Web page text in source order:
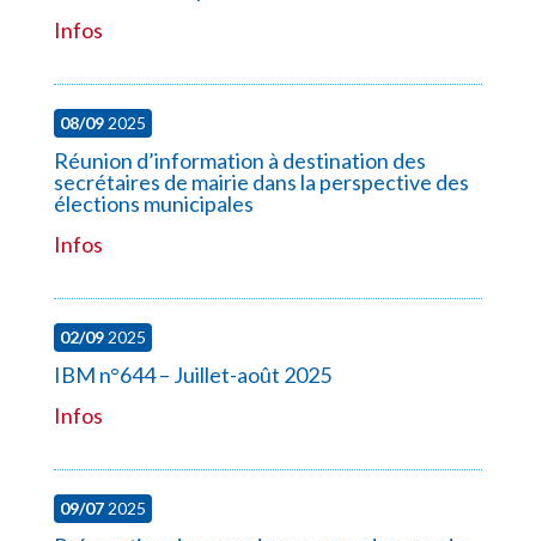
Infos
08/092025
Réunion d’information à destination des
secrétaires de mairie dans la perspective des
élections municipales
Infos
02/092025
IBM n°644 – Juillet-août 2025
Infos
09/072025